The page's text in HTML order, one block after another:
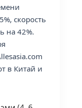
скорость
на 42%.
в Китай и